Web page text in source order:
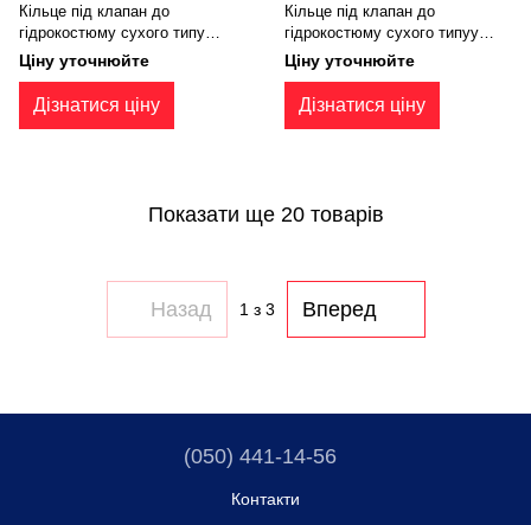
Кільце під клапан до
гiдрокостюму сухого типу
Apeks GROMMET BACKING
PATCH (AP7036)
Ціну уточнюйте
Дізнатися ціну
Кільце під клапан до
гiдрокостюму сухого типуу
Apeks CUFF DUMP BACKING
PATCH (TL111119)
Ціну уточнюйте
Дізнатися ціну
Показати ще 20 товарів
Назад 1 з 3 Вперед
(050) 441-14-56
Контакти